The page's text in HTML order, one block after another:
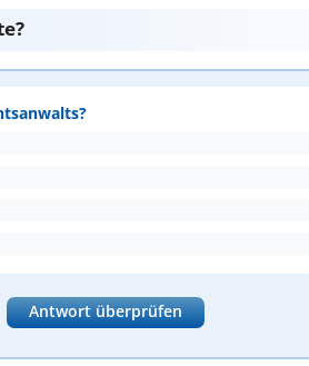
Antwort überprüfen